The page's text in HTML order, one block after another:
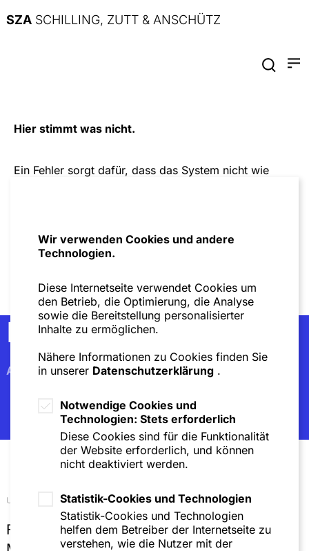
SZA SCHILLING, ZUTT & ANSCHÜTZ
Hier stimmt was nicht.
Ein Fehler sorgt dafür, dass das System nicht wie
Zur Startseite
Newsletter
Abonnieren
Unsere Standorte
Frankfurt
Wir verwenden Cookies und andere
Technologien.
Diese Internetseite verwendet Cookies um
den Betrieb, die Optimierung, die Analyse
sowie die Bereitstellung personalisierter
Inhalte zu ermöglichen.
Nähere Informationen zu Cookies finden Sie
in unserer Datenschutzerklärung .
Notwendige Cookies und
Technologien: Stets erforderlich
Diese Cookies sind für die Funktionalität
der Website erforderlich, und können
nicht deaktiviert werden.
Statistik-Cookies und Technologien
Statistik-Cookies und Technologien
helfen dem Betreiber der Internetseite zu
verstehen, wie die Nutzer mit der